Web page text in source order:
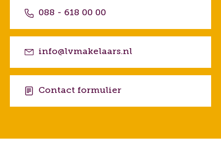
088 - 618 00 00
info@lvmakelaars.nl
Contact formulier